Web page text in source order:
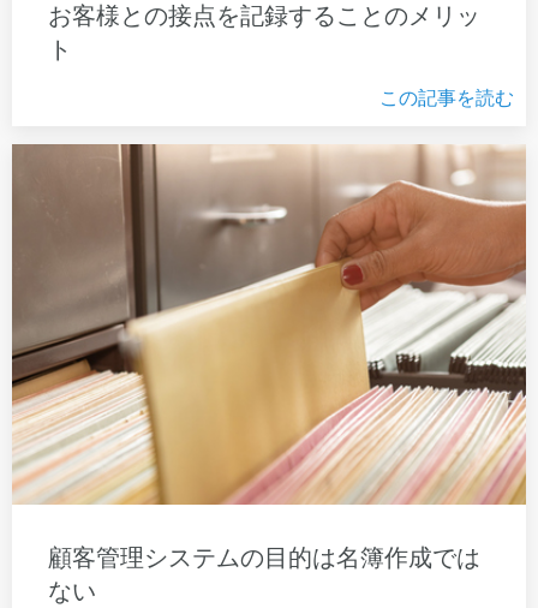
お客様との接点を記録することのメリッ
ト
この記事を読む
顧客管理システムの目的は名簿作成では
ない